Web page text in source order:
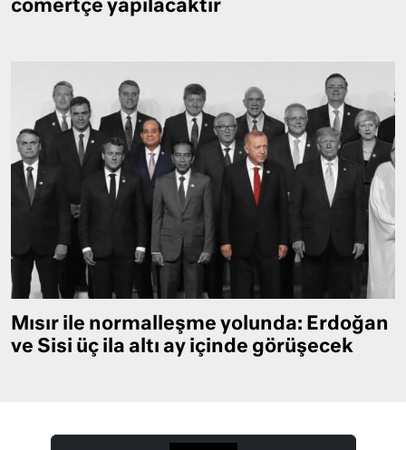
cömertçe yapılacaktır
Mısır ile normalleşme yolunda: Erdoğan
ve Sisi üç ila altı ay içinde görüşecek